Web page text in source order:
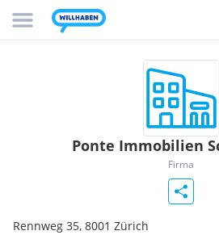
Ponte Immobilien
Firma
Rennweg 35, 8001 Zürich